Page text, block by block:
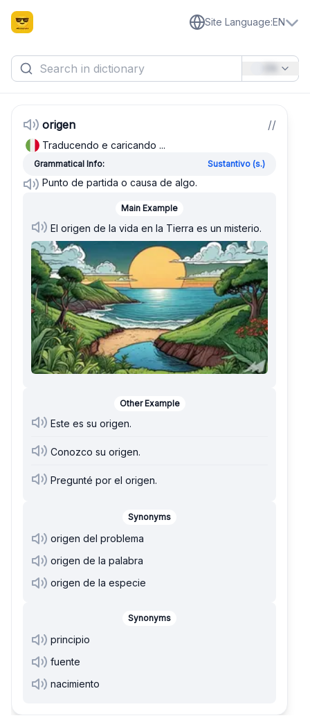
Site Language:EN
origen //
Traducendo e caricando ...
Grammatical Info: Sustantivo (s.)
Punto de partida o causa de algo.
Main Example
El origen de la vida en la Tierra es un misterio.
Other Example
Este es su origen.
Conozco su origen.
Pregunté por el origen.
Synonyms
origen del problema
origen de la palabra
origen de la especie
Synonyms
principio
fuente
nacimiento